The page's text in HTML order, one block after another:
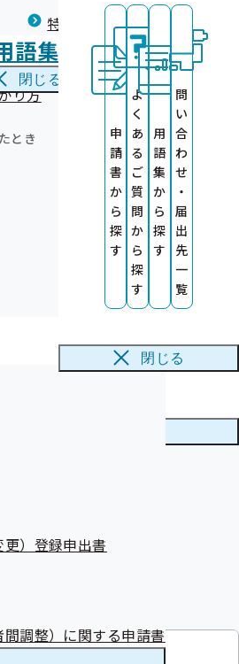
を受けたとき
り方
とき
）登録申出書
調整）に関する申請書
特定保健指導について
語集
閉じる
申
請
書
か
ら
探
す
よ
く
あ
る
ご
質
問
か
ら
探
す
用
語
集
か
ら
探
す
問
い
合
わ
せ
・
届
出
先
一
覧
閉じる
滑な推進を図ることを目的に、